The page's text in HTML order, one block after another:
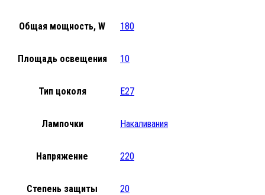
Общая мощность, W 180
Площадь освещения 10
Тип цоколя E27
Лампочки Накаливания
Напряжение 220
Степень защиты 20